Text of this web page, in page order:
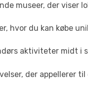
museer, der viser
hvor du kan købe
aktiviteter midt i
der appellerer